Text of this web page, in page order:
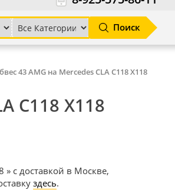
Поиск
43 AMG на Mercedes CLA C118 X118
C118 X118
» с доставкой в Москве,
здесь.